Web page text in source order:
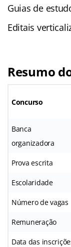
Guias de
Editais
Resumo
Concurso
Banca
organizadora
Prova escrita
Escolaridade
Número de vagas
Remuneração
Data das